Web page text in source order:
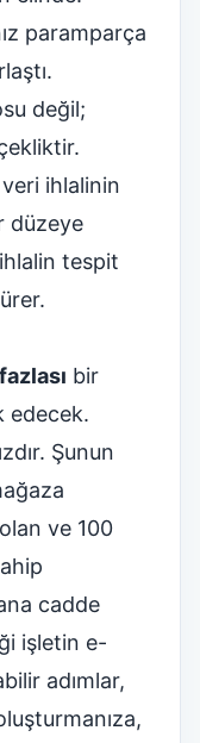
paramparça
değil;
ihlalinin
düzeye
tespit
bir
edecek.
Şunun
ve 100
cadde
işletin e-
adımlar,